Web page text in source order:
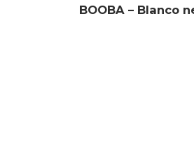
BOOBA – Blanco